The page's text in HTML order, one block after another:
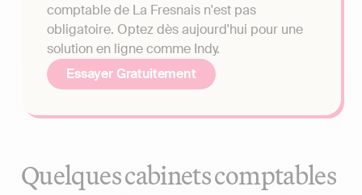
comptable de La Fresnais n'est pas
obligatoire. Optez dès aujourd'hui pour une
solution en ligne comme Indy.
Essayer Gratuitement
Quelques cabinets comptables